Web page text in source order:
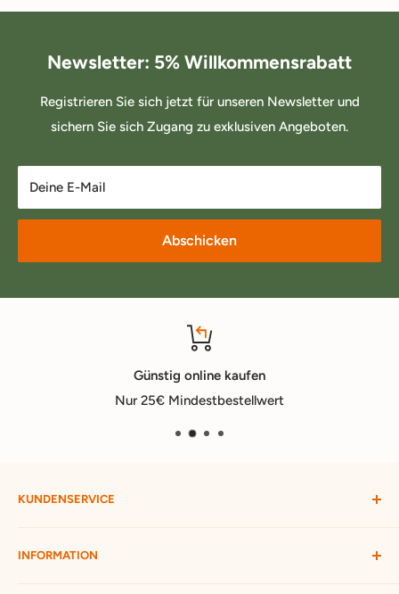
Newsletter: 5% Willkommensrabatt
Registrieren Sie sich jetzt für unseren Newsletter und
sichern Sie sich Zugang zu exklusiven Angeboten.
Deine E-Mail
Abschicken
Günstig online kaufen
Nur 25€ Mindestbestellwert
KUNDENSERVICE
Mein Konto
Widerruf starten
Bestellung verfolgen
INFORMATION
Versandbedingungen